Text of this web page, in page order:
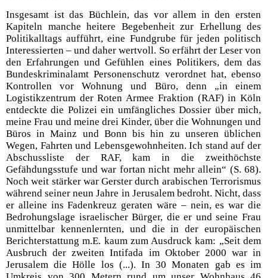
Insgesamt ist das Büchlein, das vor allem in den ersten
Kapiteln manche heitere Begebenheit zur Erhellung des
Politikalltags aufführt, eine Fundgrube für jeden politisch
Interessierten – und daher wertvoll. So erfährt der Leser von
den Erfahrungen und Gefühlen eines Politikers, dem das
Bundeskriminalamt Personenschutz verordnet hat, ebenso
Kontrollen vor Wohnung und Büro, denn „in einem
Logistikzentrum der Roten Armee Fraktion (RAF) in Köln
entdeckte die Polizei ein umfängliches Dossier über mich,
meine Frau und meine drei Kinder, über die Wohnungen und
Büros in Mainz und Bonn bis hin zu unseren üblichen
Wegen, Fahrten und Lebensgewohnheiten. Ich stand auf der
Abschussliste der RAF, kam in die zweithöchste
Gefähdungsstufe und war fortan nicht mehr allein“ (S. 68).
Noch weit stärker war Gerster durch arabischen Terrorismus
während seiner neun Jahre in Jerusalem bedroht. Nicht, dass
er alleine ins Fadenkreuz geraten wäre – nein, es war die
Bedrohungslage israelischer Bürger, die er und seine Frau
unmittelbar kennenlernten, und die in der europäischen
Berichterstattung m.E. kaum zum Ausdruck kam: „Seit dem
Ausbruch der zweiten Intifada im Oktober 2000 war in
Jerusalem die Hölle los (...). In 30 Monaten gab es im